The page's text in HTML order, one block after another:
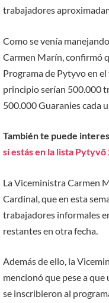
trabajadores
Como se venía
Carmen Marín, confirmó
Programa de Pytyvo en
principio serían 500.000
500.000 Guaranies cada
También te puede
si estás en la lista Pytyvõ
La Viceministra Carmen
Cardinal, que en esta
trabajadores informales
restantes en otra fecha.
Además de ello, la
mencionó que pese a
se inscribieron al